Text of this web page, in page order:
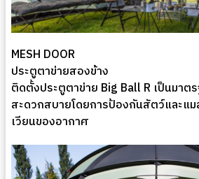
MESH DOOR
ประตูตาข่ายสองข้าง
ติดตั้งประตูตาข่าย Big Ball R เป็นมาต
สะดวกสบายโดยการป้องกันสัตว์และแม
เวียนของอากาศ